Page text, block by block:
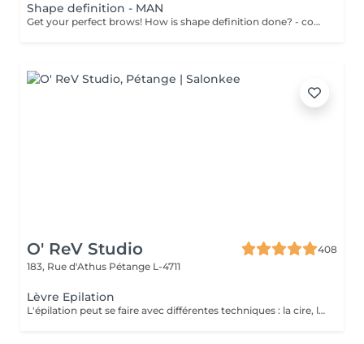
Shape definition - MAN
Get your perfect brows! How is shape definition done? - consultation is performed - brows area is washed - excess hair is removed with wax - excess hair is removed with tweezers - brows are styled Age restrictions: recommended to do from 12 years. Post procedure recommendations: excessive sweating is prohibited. Frequency: once in 3-4 weeks.
O' ReV Studio
408
183, Rue d'Athus Pétange L-4711
Lèvre Epilation
L'épilation peut se faire avec différentes techniques : la cire, le fil et la pince.